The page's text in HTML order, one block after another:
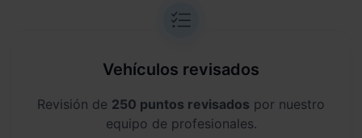
Vehículos revisados
Revisión de 250 puntos revisados por nuestro
equipo de profesionales.